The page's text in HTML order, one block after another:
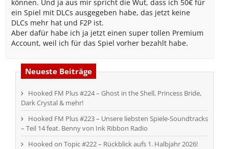
können. Und ja aus mir spricht die Wut, dass ich 50€ für
ein Spiel mit DLCs ausgegeben habe, das jetzt keine
DLCs mehr hat und F2P ist.
Aber dafür habe ich ja jetzt einen super tollen Premium
Account, weil ich für das Spiel vorher bezahlt habe.
Neueste Beiträge
Hooked FM Plus #224 – Ghost in the Shell, Princess Bride,
Dark Crystal & mehr!
Hooked FM Plus #223 – Unsere liebsten Spiele-Soundtracks
– Teil 14 feat. Benny von Ink Ribbon Radio
Hooked on Topic #222 – Rückblick aufs 1. Halbjahr 2026!